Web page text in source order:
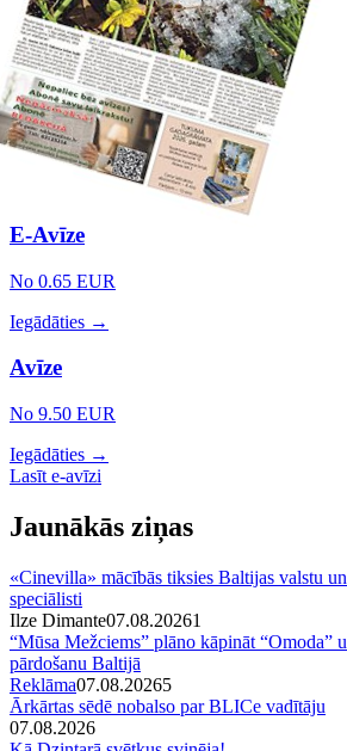
E-Avīze
No 0.65 EUR
Iegādāties →
Avīze
No 9.50 EUR
Iegādāties →
Lasīt e-avīzi
Jaunākās ziņas
«Cinevilla» mācībās tiksies Baltijas valstu
speciālisti
Ilze Dimante07.08.20261
“Mūsa Mežciems” plāno kāpināt “Omoda”
pārdošanu Baltijā
Reklāma07.08.20265
Ārkārtas sēdē nobalso par BLICe vadītāju
07.08.2026